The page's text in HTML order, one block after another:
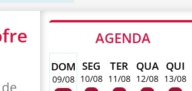
AGENDA
DOM
09/08
SEG
10/08
TER
11/08
QUA
12/08
QUI
13/08